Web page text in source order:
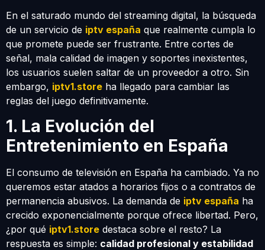
En el saturado mundo del streaming digital, la búsqueda
de un servicio de iptv españa que realmente cumpla lo
que promete puede ser frustrante. Entre cortes de
señal, mala calidad de imagen y soportes inexistentes,
los usuarios suelen saltar de un proveedor a otro. Sin
embargo, iptv1.store ha llegado para cambiar las
reglas del juego definitivamente.
1. La Evolución del
Entretenimiento en España
El consumo de televisión en España ha cambiado. Ya no
queremos estar atados a horarios fijos o a contratos de
permanencia abusivos. La demanda de iptv españa ha
crecido exponencialmente porque ofrece libertad. Pero,
¿por qué iptv1.store destaca sobre el resto? La
respuesta es simple: calidad profesional y estabilidad